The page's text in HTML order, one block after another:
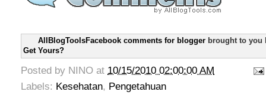
AllBlogToolsFacebook comments for blogger brought to you
Get Yours?
Posted by NINO at 10/15/2010 02:00:00 AM
Labels: Kesehatan, Pengetahuan